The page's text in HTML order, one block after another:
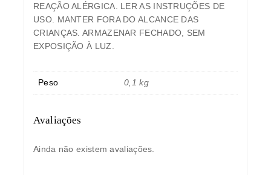
REAÇÃO ALÉRGICA. LER AS INSTRUÇÕES DE
USO. MANTER FORA DO ALCANCE DAS
CRIANÇAS. ARMAZENAR FECHADO, SEM
EXPOSIÇÃO À LUZ.
Peso 0,1 kg
Avaliações
Ainda não existem avaliações.